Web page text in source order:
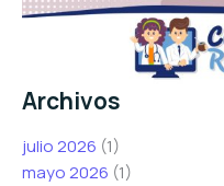
Archivos
julio 2026 (1)
mayo 2026 (1)